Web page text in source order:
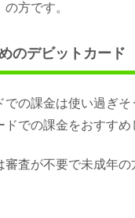
の方です。
のデビットカード
での課金は使い過ぎ
での課金をおすすめ
審査が不要で未成年